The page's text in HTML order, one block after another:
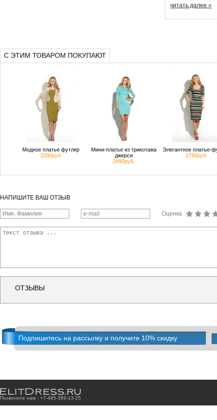
модель имеет
сезона.
читать далее »
С ЭТИМ ТОВАРОМ ПОКУПАЮТ
Модное платье футляр
3390руб.
Мини-платье из трикотажа
джерси
2890руб.
Элегантное платье-
2790руб.
НАПИШИТЕ ВАШ ОТЗЫВ
Оценка
ОТЗЫВЫ
Подпишитесь на рассылку и получите 10% скидку
Позвоните нам : +7-495-369-13-25